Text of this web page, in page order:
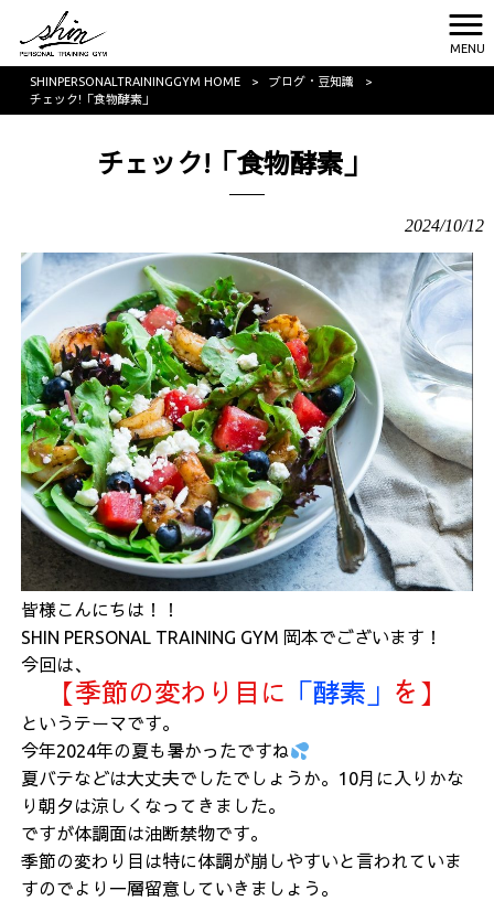
MENU
SHINPERSONALTRAININGGYM HOME > ブログ・豆知識
>
チェック!「食物酵素」
チェック!「食物酵素」
2024/10/12
皆様こんにちは！！
SHIN PERSONAL TRAINING GYM 岡本でございます！
今回は、
【季節の変わり目に 「酵素」 を】
というテーマです。
今年2024年の夏も暑かったですね
夏バテなどは大丈夫でしたでしょうか。10月に入りかな
り朝夕は涼しくなってきました。
ですが体調面は油断禁物です。
季節の変わり目は特に体調が崩しやすいと言われていま
すのでより一層留意していきましょう。